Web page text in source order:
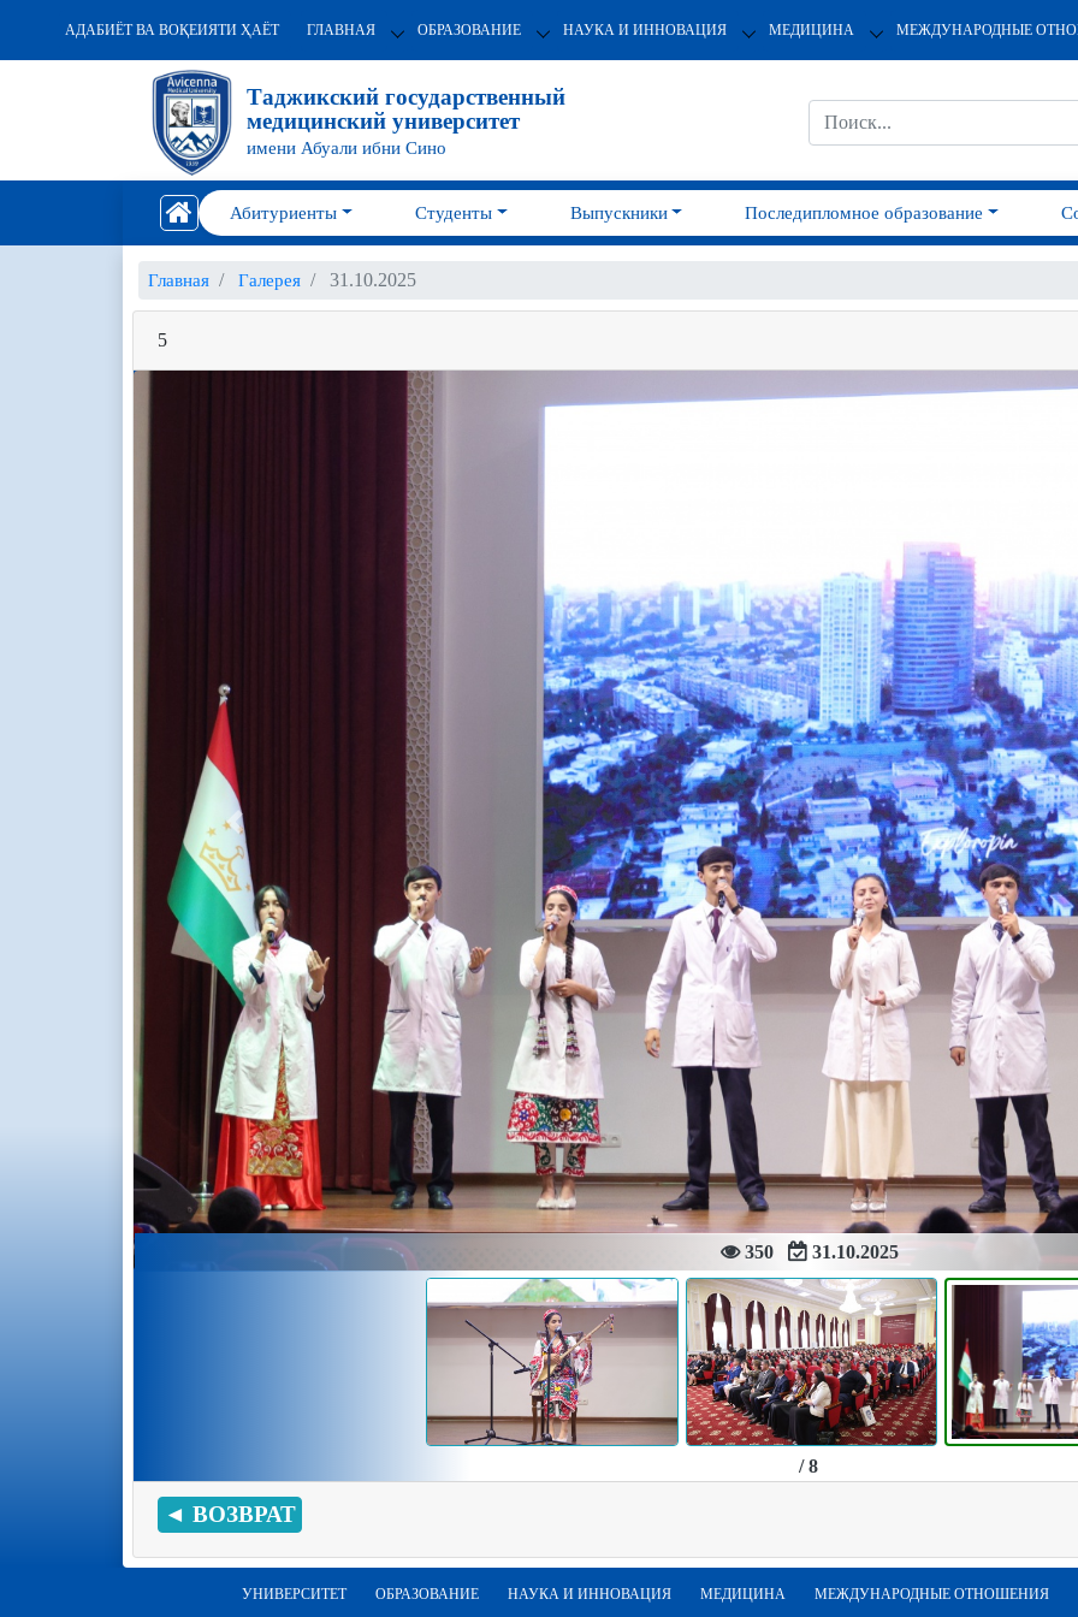
АДАБИЁТ ВА ВОҚЕИЯТИ ҲАЁТ ГЛАВНАЯ ОБРАЗОВАНИЕ НАУКА И ИННОВАЦИЯ МЕДИЦИНА МЕЖДУНАРОДНЫЕ
Таджикский государственный
медицинский университет
имени Абуали ибни Сино
Абитуриенты Студенты Выпускники Последипломное образование
Главная Галерея 31.10.2025
5
350 31.10.2025
Previous
/ 8
◄ ВОЗВРАТ
УНИВЕРСИТЕТ ОБРАЗОВАНИЕ НАУКА И ИННОВАЦИЯ МЕДИЦИНА МЕЖДУНАРОДНЫЕ ОТНОШЕНИЯ